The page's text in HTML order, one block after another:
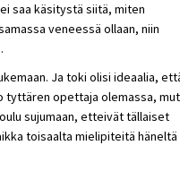
saa käsitystä siitä, miten
veneessä ollaan, niin
Ja toki olisi ideaalia,
tyttären opettaja olemassa,
sujumaan, etteivät tällaiset
toisaalta mielipiteitä häneltä